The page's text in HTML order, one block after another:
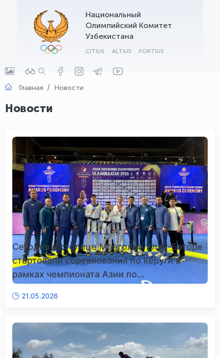
Национальный
Олимпийский Комитет
Узбекистана
CITIUS ALTIUS FORTIUS
Главная Новости
Новости
Сегодня в столице Монголии Улан-Баторе
стартовали соревнования по кёруги в
рамках чемпионата Азии по...
21.05.2026
OLYMPCHIK AI - yordamchi
Онлайн · olympic.uz